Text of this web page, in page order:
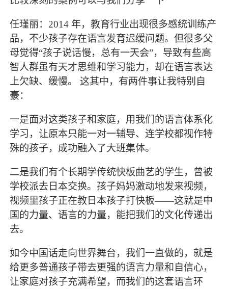
任瑾丽：2014 年，教育行业出现很多感统训练产
品，不少孩子存在语言发育迟缓问题。但很多父
母觉得“孩子说话慢，总有一天会”，导致有些高
智人群虽有天才思维和学习能力，却在语言表达
上欠缺、缓慢。 这其中，有两件事让我特别自
豪：
一是面对这类孩子和家庭，用我们的语言体系化
学习，让原本只能一对一辅导、连学校都视作特
殊的孩子，成功融入了大班集体。
二是我们有个长期学传统快板曲艺的学生，曾被
学校派去日本交换。孩子妈妈激动地发来视频，
视频里孩子正在教日本孩子打快板——这就是中
国的力量、语言的力量，能把我们的文化传递出
去。
如今中国话走向世界舞台，我们一直做的，就是
给更多普通孩子带去更强的语言力量和自信心，
让家庭对孩子充满希望，而我们的这套语言环